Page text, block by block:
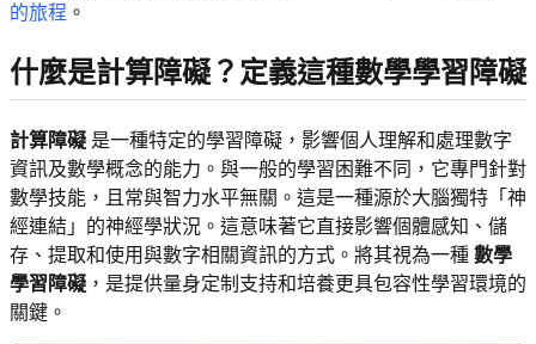
的旅程 。
什麼是計算障礙？定義這種數學學習障礙
計算障礙 是一種特定的學習障礙，影響個人理解和處理數字
資訊及數學概念的能力。與一般的學習困難不同，它專門針對
數學技能，且常與智力水平無關。這是一種源於大腦獨特「神
經連結」的神經學狀況。這意味著它直接影響個體感知、儲
存、提取和使用與數字相關資訊的方式。將其視為一種 數學
學習障礙 ，是提供量身定制支持和培養更具包容性學習環境的
關鍵。